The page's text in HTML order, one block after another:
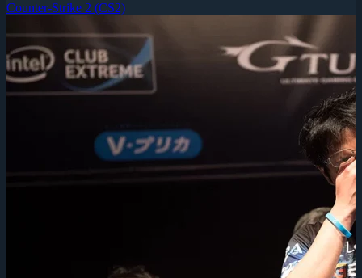
Counter-Strike 2 (CS2)